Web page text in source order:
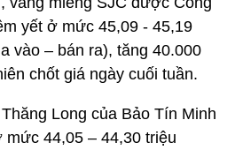
yết ở mức 45,09 - 45,19
vào – bán ra), tăng 40.000
chốt giá ngày cuối tuần.
Long của Bảo Tín Minh
mức 44,05 – 44,30 triệu